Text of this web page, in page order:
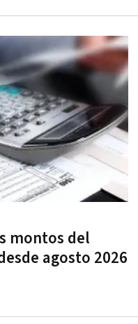
montos del
agosto 2026